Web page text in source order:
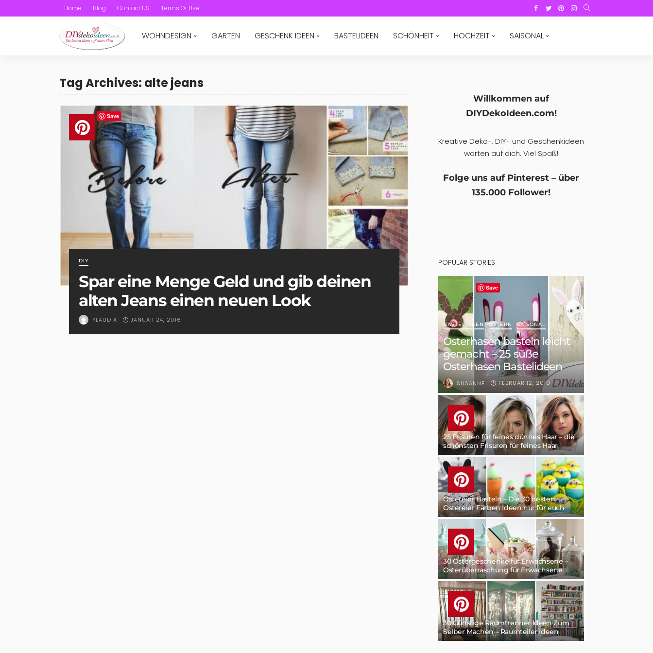
Home Blog Contact US Terms Of Use
WOHNDESIGN GARTEN GESCHENK IDEEN BASTELIDEEN SCHÖNHEIT HOCHZEIT SAISONAL
Tag Archives: alte jeans
Save
DIY
Spar eine Menge Geld und gib deinen
alten Jeans einen neuen Look
KLAUDIA JANUAR 24, 2016
Willkommen auf
DIYDekoIdeen.com!
Kreative Deko-, DIY- und Geschenkideen
warten auf dich. Viel Spaß!
Folge uns auf Pinterest – über
135.000 Follower!
POPULAR STORIES
Save
BASTELIDEEN OSTERN SAISONAL
Osterhasen basteln leicht
gemacht – 25 süße
Osterhasen Bastelideen
SUSANNE FEBRUAR 12, 2019
25 Frisuren für feines dünnes Haar – die
schönsten Frisuren für feines Haar
Ostereier Basteln – Die 30 besten
Ostereier Färben Ideen nur für euch
30 Ostergeschenke für Erwachsene –
Osterüberraschung für Erwachsene
30 Günstige Raumtrenner Ideen Zum
Selber Machen – Raumteiler Ideen